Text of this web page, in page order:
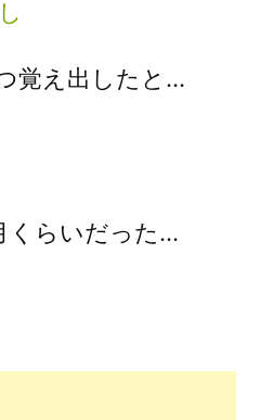
覚え出したと…
くらいだった…